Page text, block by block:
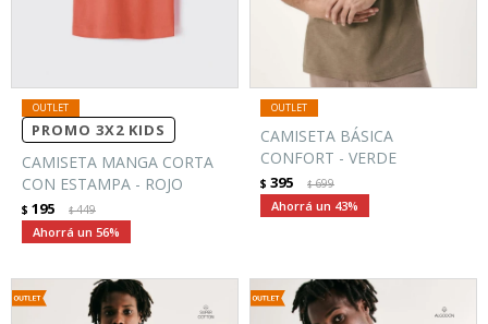
PROMO 3X2 KIDS
CAMISETA MANGA CORTA
CON ESTAMPA - ROJO
$ 195 $449
56
CAMISETA BÁSICA
CONFORT - VERDE
$ 395 $699
43